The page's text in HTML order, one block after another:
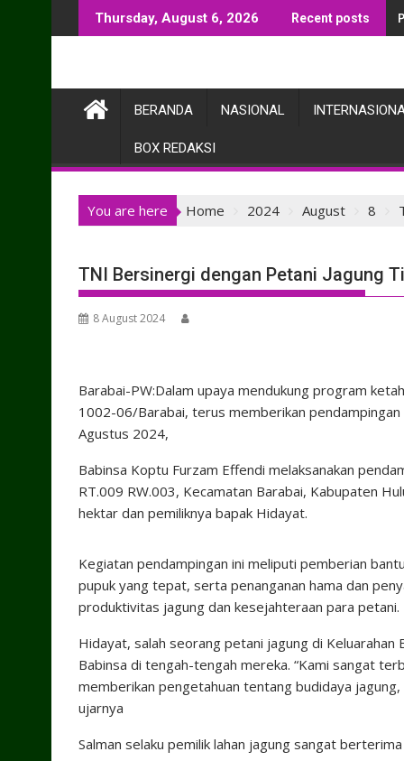
to
Thursday, August 6, 2026 Recent posts
BERANDA NASIONAL
BOX REDAKSI
You are here Home 2024 August 8
TNI Bersinergi dengan Petani Jagung
8 August 2024
Barabai-PW:Dalam upaya mendukung program
1002-06/Barabai, terus memberikan
Agustus 2024,
Babinsa Koptu Furzam Effendi melaksanakan
RT.009 RW.003, Kecamatan Barabai, Kabupaten
hektar dan pemiliknya bapak Hidayat.
Kegiatan pendampingan ini meliputi pemberian
pupuk yang tepat, serta penanganan hama dan
produktivitas jagung dan kesejahteraan para petani.
Hidayat, salah seorang petani jagung di
Babinsa di tengah-tengah mereka. “Kami sangat
memberikan pengetahuan tentang budidaya
ujarnya
Salman selaku pemilik lahan jagung sangat